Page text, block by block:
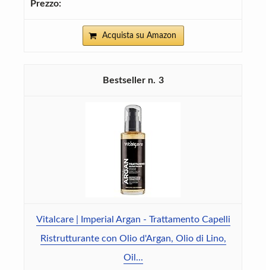
Acquista su Amazon
3
Vitalcare | Imperial Argan - Trattamento Capelli
Ristrutturante con Olio d'Argan, Olio di Lino,
Oil...